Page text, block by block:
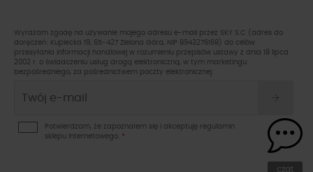
Wyrażam zgodę na używanie mojego adresu e-mail przez SKY S.C (adres do
doręczeń: Kupiecka 19, 65-427 Zielona Góra, NIP 8943276168) do celów
przesyłania informacji handlowej w rozumieniu przepisów ustawy z dnia 18 lipca
2002 r. o świadczeniu usług drogą elektroniczną, w tym marketingu
bezpośredniego, za pośrednictwem poczty elektronicznej.
Potwierdzam, że zapoznałem się i akceptuję regulamin
sklepu internetowego. *
czat